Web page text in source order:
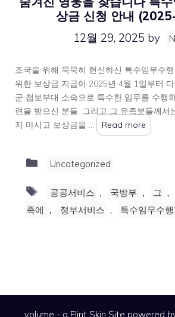
상금 신청 안내
12월 29, 2025 by
조국을 위해 묵묵히 헌신하신 특수임무수
위한 보상금 지급이 2025년 4월 1일부터
군 첩보부대 소속으로 특수한 임무를 수행
련을 받으신 분들, 그리고 그 유족분들께서
지 마시고 보상금을 …
Read more
Categories
Uncategorized
Tags
공공서비스 , 국방부 , 그 ,
족에 , 정부서비스 , 특수임무수
volume - a Flint Skin Site powered